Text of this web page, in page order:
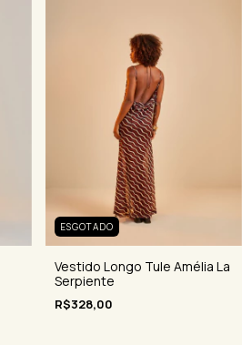
ESGOTADO
Vestido Longo Tule Amélia La
Serpiente
R$328,00